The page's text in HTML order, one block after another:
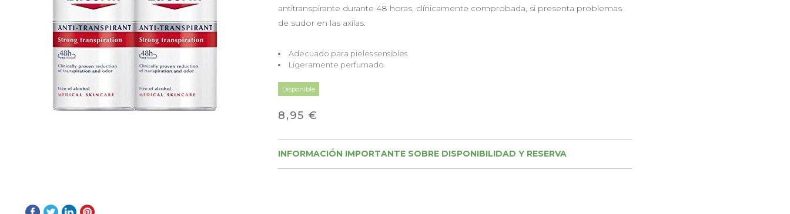
antitranspirante durante 48 horas, clínicamente comprobada, si presenta problemas
de sudor en las axilas.
Adecuado para pieles sensibles
Ligeramente perfumado
Disponible
8,95 €
INFORMACIÓN IMPORTANTE SOBRE DISPONIBILIDAD Y RESERVA